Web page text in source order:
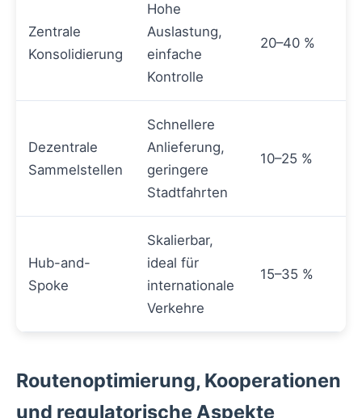
Zentrale
Konsolidierung
Hohe
Auslastung,
einfache
Kontrolle
20–40 %
Dezentrale
Sammelstellen
Schnellere
Anlieferung,
geringere
Stadtfahrten
10–25 %
Hub-and-
Spoke
Skalierbar,
ideal für
internationale
Verkehre
15–35 %
Routenoptimierung, Kooperationen
und regulatorische Aspekte